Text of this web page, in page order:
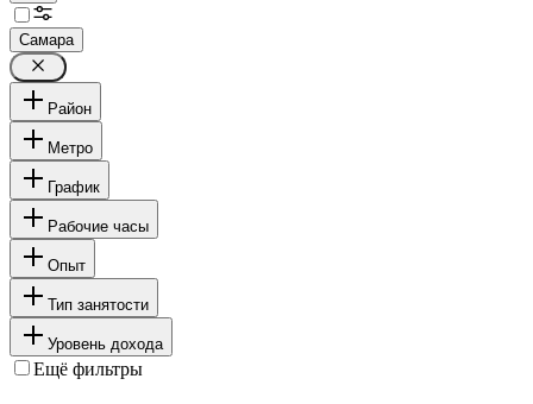
Самара
Район
Метро
График
Рабочие часы
Опыт
Тип занятости
Уровень дохода
Ещё фильтры